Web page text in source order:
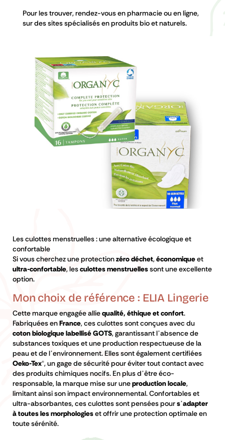
Pour les trouver, rendez-vous en pharmacie ou en ligne,
sur des sites spécialisés en produits bio et naturels.
Les culottes menstruelles : une alternative écologique et
confortable
Si vous cherchez une protectionzéro déchet,économiqueet
ultra-confortable, lesculottes menstruellessont une excellente
option.
Mon choix de référence : ELIA Lingerie
Cette marque engagée alliequalité, éthique et confort.
Fabriquées enFrance, ces culottes sont conçues avec du
coton biologique labellisé GOTS, garantissant l’absence de
substances toxiques et une production respectueuse de la
peau et de l’environnement. Elles sont également certifiées
Oeko-Tex®, un gage de sécurité pour éviter tout contact avec
des produits chimiques nocifs. En plus d’être éco-
responsable, la marque mise sur uneproduction locale,
limitant ainsi son impact environnemental. Confortables et
ultra-absorbantes, ces culottes sont pensées pours’adapter
à toutes les morphologieset offrir une protection optimale en
toute sérénité.